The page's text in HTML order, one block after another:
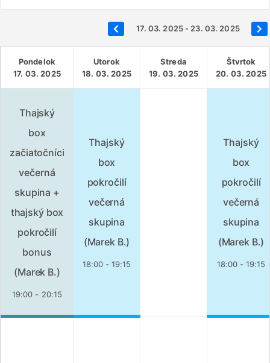
17. 03. 2025 - 23. 03. 2025
Pondelok
17. 03. 2025
Utorok
18. 03. 2025
Streda
19. 03. 2025
Štvrtok
20. 03. 2025
Thajský
box
začiatočníci
večerná
skupina +
thajský box
pokročilí
bonus
(Marek B.)
19:00 - 20:15
Thajský
box
pokročilí
večerná
skupina
(Marek B.)
18:00 - 19:15
Thajský
box
pokročilí
večerná
skupina
(Marek B.)
18:00 - 19:15